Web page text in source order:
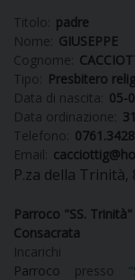
DIOCESI
CURIA
CLERO
Titolo: padre
Nome: GIUSEPPE
Cognome:
Tipo:
Presbitero
Data di nascita: 05-
Data ordinazione:
Telefono:
Email:
P.za della Trinità,
Parroco "SS.
Consacrata
Incarichi
Parroco
presso